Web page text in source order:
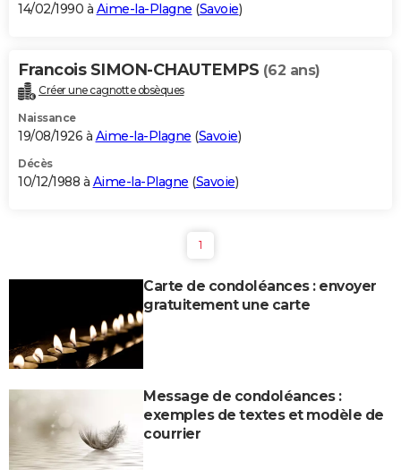
14/02/1990 à Aime-la-Plagne (Savoie)
Francois SIMON-CHAUTEMPS (62 ans)
Créer une cagnotte obsèques
Naissance
19/08/1926 à Aime-la-Plagne (Savoie)
Décès
10/12/1988 à Aime-la-Plagne (Savoie)
1
Carte de condoléances : envoyer
gratuitement une carte
Message de condoléances :
exemples de textes et modèle de
courrier